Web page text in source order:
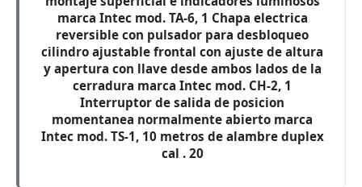
marca Intec mod. TA-6, 1 Chapa electrica
reversible con pulsador para desbloqueo
cilindro ajustable frontal con ajuste de altura
y apertura con llave desde ambos lados de la
cerradura marca Intec mod. CH-2, 1
Interruptor de salida de posicion
momentanea normalmente abierto marca
Intec mod. TS-1, 10 metros de alambre duplex
cal . 20